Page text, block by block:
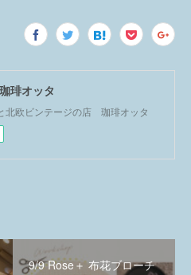
琲オッタ
北欧ビンテージの店 珈琲オッタ
9/9 Rose＋ 布花ブローチ